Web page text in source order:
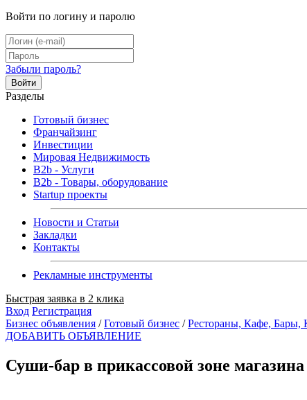
Войти по логину и паролю
Забыли пароль?
Войти
Разделы
Готовый бизнес
Франчайзинг
Инвестиции
Мировая Недвижимость
B2b - Услуги
B2b - Товары, оборудование
Startup проекты
Новости и Статьи
Закладки
Контакты
Рекламные инструменты
Быстрая заявка в 2 клика
Вход Регистрация
Бизнес объявления /Готовый бизнес /Рестораны, Кафе, Бары,
ДОБАВИТЬ ОБЪЯВЛЕНИЕ
Суши-бар в прикассовой зоне